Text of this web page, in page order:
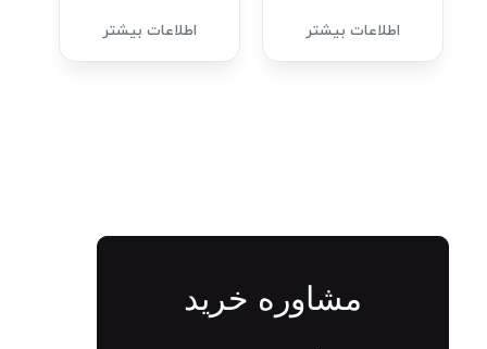
اطلاعات بیشتر اطلاعات بیشتر
مشاوره خرید